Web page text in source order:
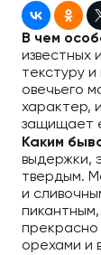
В чем
известных
текстуру
овечьего
характер,
защищает
Каким
выдержки,
твердым.
и
прекрасно
орехами и